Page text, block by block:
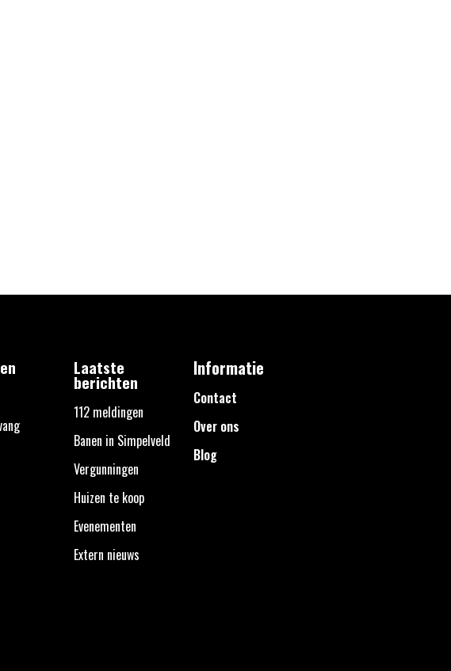
Laatste
berichten
112 meldingen
Banen in Simpelveld
Vergunningen
Huizen te koop
Evenementen
Extern nieuws
Informatie
Contact
Over ons
Blog